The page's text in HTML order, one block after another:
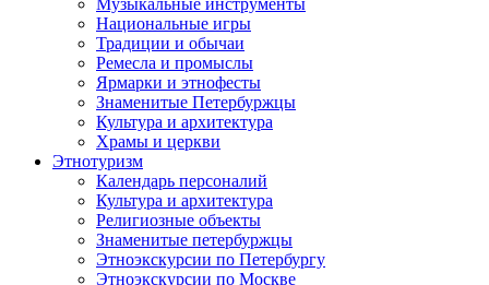
Музыкальные инструменты
Национальные игры
Традиции и обычаи
Ремесла и промыслы
Ярмарки и этнофесты
Знаменитые Петербуржцы
Культура и архитектура
Храмы и церкви
Этнотуризм
Календарь персоналий
Культура и архитектура
Религиозные объекты
Знаменитые петербуржцы
Этноэкскурсии по Петербургу
Этноэкскурсии по Москве